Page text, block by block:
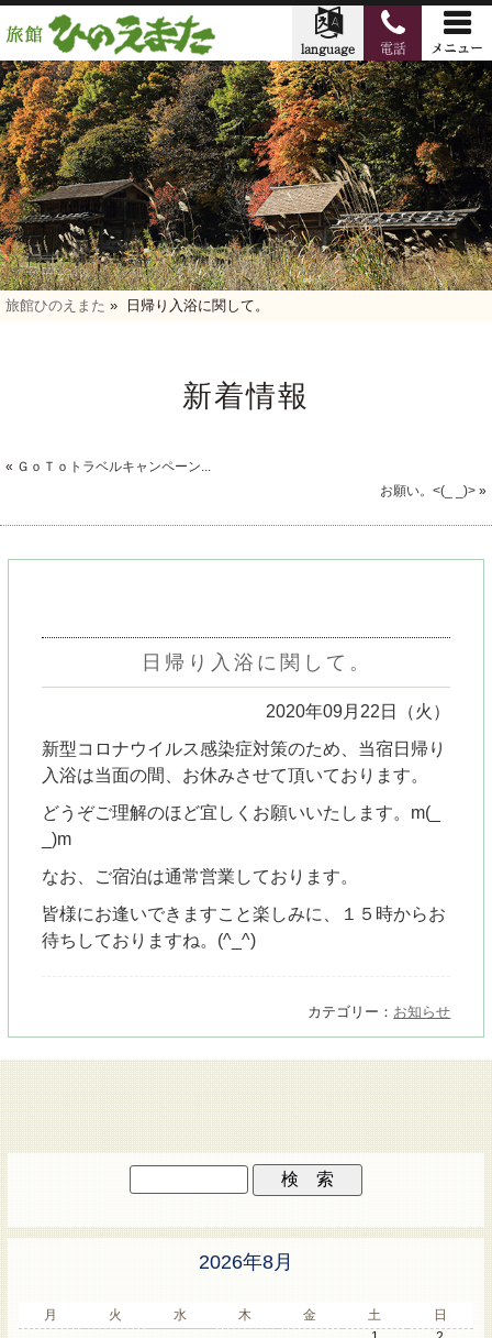
旅館ひのえまた » 日帰り入浴に関して。
新着情報
« ＧｏＴｏトラベルキャンペーン...
お願い。<(_ _)> »
日帰り入浴に関して。
2020年09月22日（火）
新型コロナウイルス感染症対策のため、当宿日帰り
入浴は当面の間、お休みさせて頂いております。
どうぞご理解のほど宜しくお願いいたします。m(_
_)m
なお、ご宿泊は通常営業しております。
皆様にお逢いできますこと楽しみに、１５時からお
待ちしておりますね。(^_^)
カテゴリー： お知らせ
2026年8月
月 火 水 木 金 土
日